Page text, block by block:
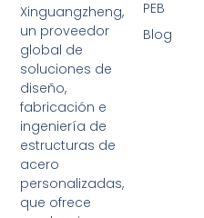
Xinguangzheng,
un proveedor
global de
soluciones de
diseño,
fabricación e
ingeniería de
estructuras de
acero
personalizadas,
que ofrece
PEB
Blog